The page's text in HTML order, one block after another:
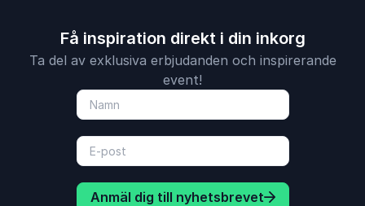
Få inspiration direkt i din inkorg
Ta del av exklusiva erbjudanden och inspirerande
event!
Anmäl dig till nyhetsbrevet